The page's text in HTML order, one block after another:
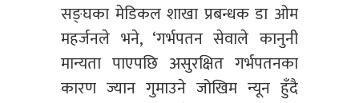
सङ्घका मेडिकल शाखा प्रबन्धक डा ओम
महर्जनले भने, ‘गर्भपतन सेवाले कानुनी
मान्यता पाएपछि असुरक्षित गर्भपतनका
कारण ज्यान गुमाउने जोखिम न्यून हुँदै